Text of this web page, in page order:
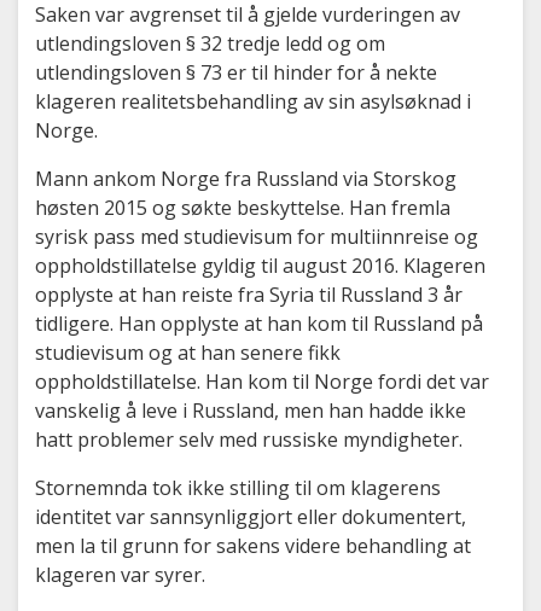
Saken var avgrenset til å gjelde vurderingen av
utlendingsloven § 32 tredje ledd og om
utlendingsloven § 73 er til hinder for å nekte
klageren realitetsbehandling av sin asylsøknad i
Norge.
Mann ankom Norge fra Russland via Storskog
høsten 2015 og søkte beskyttelse. Han fremla
syrisk pass med studievisum for multiinnreise og
oppholdstillatelse gyldig til august 2016. Klageren
opplyste at han reiste fra Syria til Russland 3 år
tidligere. Han opplyste at han kom til Russland på
studievisum og at han senere fikk
oppholdstillatelse. Han kom til Norge fordi det var
vanskelig å leve i Russland, men han hadde ikke
hatt problemer selv med russiske myndigheter.
Stornemnda tok ikke stilling til om klagerens
identitet var sannsynliggjort eller dokumentert,
men la til grunn for sakens videre behandling at
klageren var syrer.